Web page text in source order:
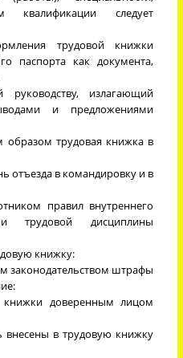
квалификации следует
трудовой книжки
паспорта как документа,
руководству, излагающий
и предложениями
трудовая книжка в
отъезда в командировку и в
правил внутреннего
трудовой дисциплины
книжку:
законодательством штрафы
книжки доверенным лицом
в трудовую книжку